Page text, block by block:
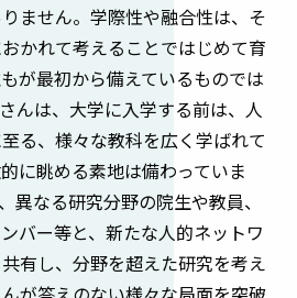
ません。学際性や融合性は、そ
かれて考えることではじめて育
が最初から備えているものでは
んは、大学に入学する前は、人
る、様々な教科を広く学ばれて
に眺める素地は備わっていま
異なる研究分野の院生や教員、
バー等と、新たな人的ネットワ
有し、分野を超えた研究を考え